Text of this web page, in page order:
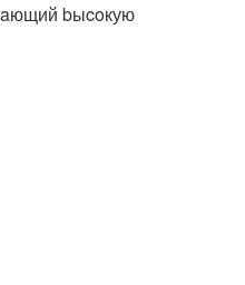
bыcoкую